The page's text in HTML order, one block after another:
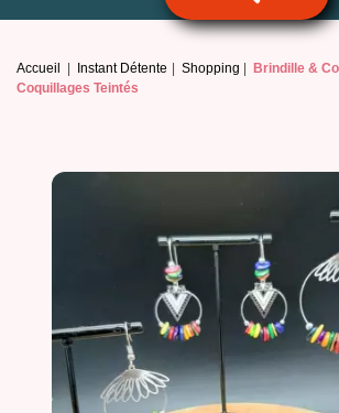
Accueil Instant Détente Shopping Brindille &
Coquillages Teintés